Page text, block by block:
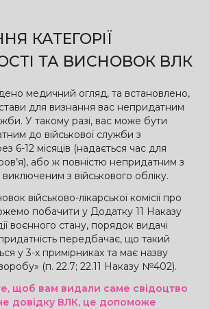
КАТЕГОРІЇ
ТА ВИСНОВОК ВЛК
медичний огляд, та встановлено,
для визнання вас непридатним
У такому разі, вас може бути
до військової служби з
6-12 місяців (надається час для
або ж повністю непридатним з
з військового обліку.
військово-лікарської комісії про
побачити у Додатку 11 Наказу
воєнного стану, порядок видачі
передбачає, що такий
у 3-х примірниках та має назву
(п. 22.7; 22.11 Наказу №402).
щоб вам видали саме свідоцтво
довідку ВЛК, це допоможе